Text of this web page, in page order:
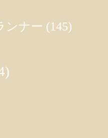
ンナー (145)